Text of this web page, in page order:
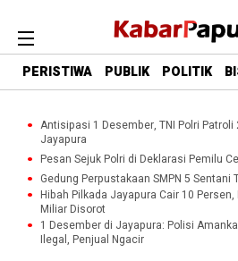
PERISTIWA PUBLIK POLITIK
Antisipasi 1 Desember, TNI Polri Patroli
Jayapura
Pesan Sejuk Polri di Deklarasi Pemilu
Gedung Perpustakaan SMPN 5 Sentani
Hibah Pilkada Jayapura Cair 10
Miliar Disorot
1 Desember di Jayapura: Polisi
Ilegal, Penjual Ngacir